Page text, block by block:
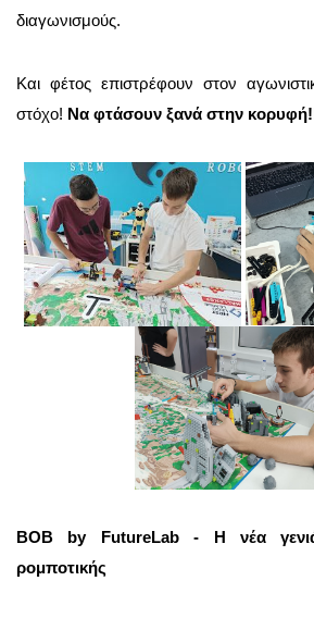
διαγωνισμούς.
Και φέτος επιστρέφουν στον
στόχο! Nα φτάσουν ξανά στην
BOB by FutureLab - Η νέα
ρομποτικής